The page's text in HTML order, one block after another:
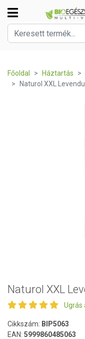
Főoldal Háztartás
Naturol XXL
Naturol XXL
Ugrás
Cikkszám: BIP5063
EAN: 5999860485063